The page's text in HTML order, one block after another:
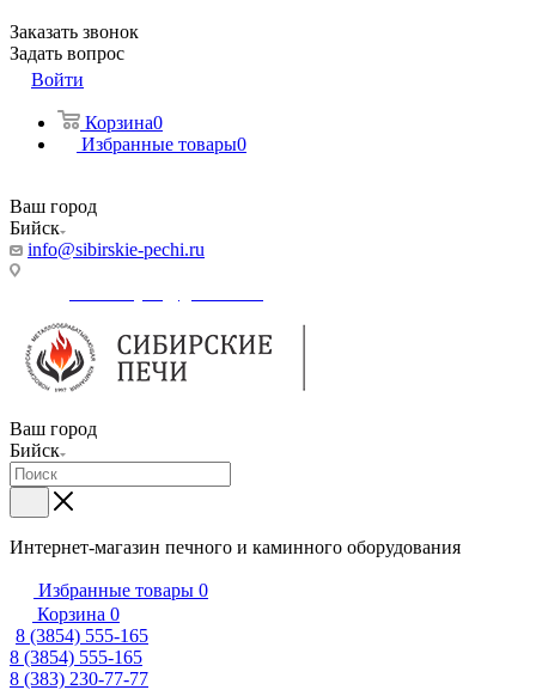
Заказать звонок
Задать вопрос
Войти
Корзина0
Избранные товары0
Ваш город
Бийск
info@sibirskie-pechi.ru
Ваш город
Бийск
Интернет-магазин печного и каминного оборудования
Избранные товары 0
Корзина 0
8 (3854) 555-165
8 (3854) 555-165
8 (383) 230-77-77